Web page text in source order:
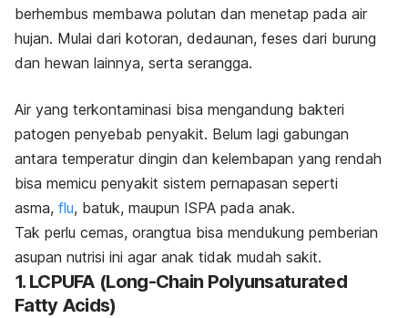
berhembus membawa polutan dan menetap pada air
hujan. Mulai dari kotoran, dedaunan, feses dari burung
dan hewan lainnya, serta serangga.
Air yang terkontaminasi bisa mengandung bakteri
patogen penyebab penyakit. Belum lagi gabungan
antara temperatur dingin dan kelembapan yang rendah
bisa memicu penyakit sistem pernapasan seperti
asma, flu, batuk, maupun ISPA pada anak.
Tak perlu cemas, orangtua bisa mendukung pemberian
asupan nutrisi ini agar anak tidak mudah sakit.
1. LCPUFA (Long-Chain Polyunsaturated
Fatty Acids)